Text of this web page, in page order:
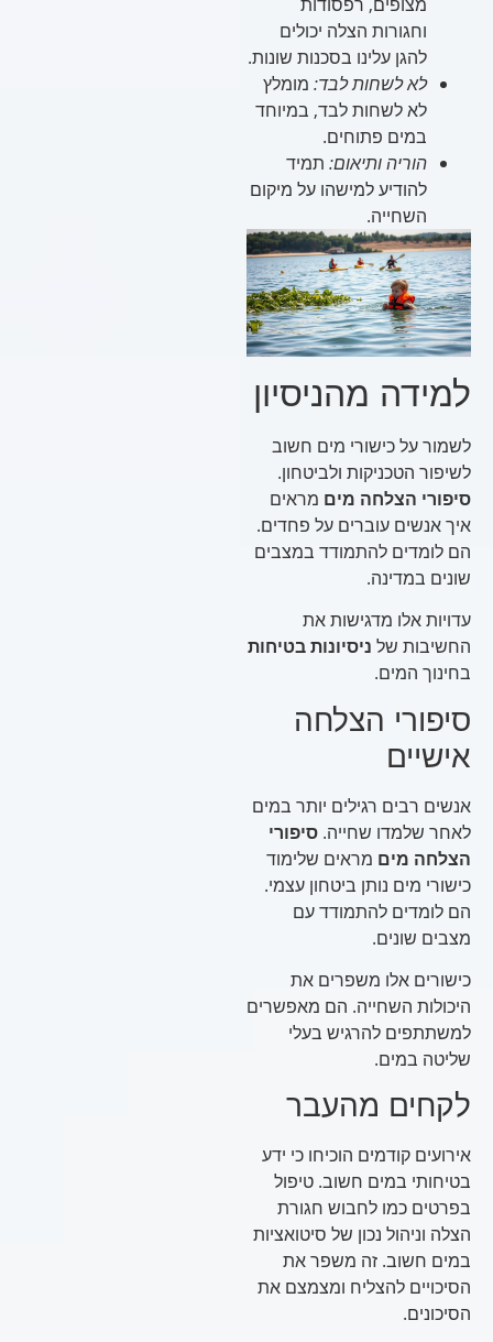
וחגורות הצלה יכולים
להגן עלינו בסכנות שונות.
לא לשחות לבד:מומלץ
לא לשחות לבד, במיוחד
במים פתוחים.
הוריה ותיאום:תמיד
להודיע למישהו על מיקום
השחייה.
למידה מהניסיון
לשמור על כישורי מים חשוב
לשיפור הטכניקות ולביטחון.
סיפורי הצלחה מיםמראים
איך אנשים עוברים על פחדים.
הם לומדים להתמודד במצבים
שונים במדינה.
עדויות אלו מדגישות את
החשיבות שלניסיונות בטיחות
בחינוך המים.
סיפורי הצלחה
אישיים
אנשים רבים רגילים יותר במים
לאחר שלמדו שחייה.סיפורי
הצלחה מיםמראים שלימוד
כישורי מים נותן ביטחון עצמי.
הם לומדים להתמודד עם
מצבים שונים.
כישורים אלו משפרים את
היכולות השחייה. הם מאפשרים
למשתתפים להרגיש בעלי
שליטה במים.
לקחים מהעבר
אירועים קודמים הוכיחו כי ידע
בטיחותי במים חשוב. טיפול
בפרטים כמו לחבוש חגורת
הצלה וניהול נכון של סיטואציות
במים חשוב. זה משפר את
הסיכויים להצליח ומצמצם את
הסיכונים.